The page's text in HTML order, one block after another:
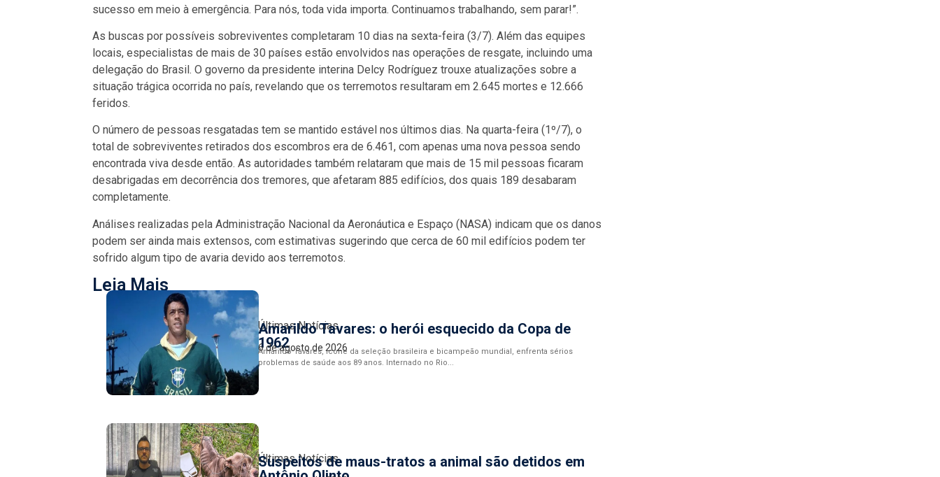
sucesso em meio à emergência. Para nós, toda vida importa. Continuamos trabalhando, sem parar!”.
As buscas por possíveis sobreviventes completaram 10 dias na sexta-feira (3/7). Além das equipes
locais, especialistas de mais de 30 países estão envolvidos nas operações de resgate, incluindo uma
delegação do Brasil. O governo da presidente interina Delcy Rodríguez trouxe atualizações sobre a
situação trágica ocorrida no país, revelando que os terremotos resultaram em 2.645 mortes e 12.666
feridos.
O número de pessoas resgatadas tem se mantido estável nos últimos dias. Na quarta-feira (1º/7), o
total de sobreviventes retirados dos escombros era de 6.461, com apenas uma nova pessoa sendo
encontrada viva desde então. As autoridades também relataram que mais de 15 mil pessoas ficaram
desabrigadas em decorrência dos tremores, que afetaram 885 edifícios, dos quais 189 desabaram
completamente.
Análises realizadas pela Administração Nacional da Aeronáutica e Espaço (NASA) indicam que os danos
podem ser ainda mais extensos, com estimativas sugerindo que cerca de 60 mil edifícios podem ter
sofrido algum tipo de avaria devido aos terremotos.
Leia Mais
Últimas Notícias
Amarildo Tavares: o herói esquecido da Copa de
1962
6 de agosto de 2026
Amarildo Tavares, ícone da seleção brasileira e bicampeão mundial, enfrenta sérios
problemas de saúde aos 89 anos. Internado no Rio...
Últimas Notícias
Suspeitos de maus-tratos a animal são detidos em